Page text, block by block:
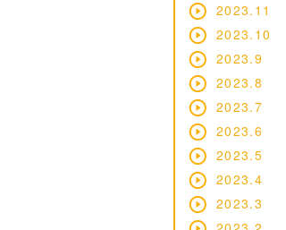
2023.11
2023.10
2023.9
2023.8
2023.7
2023.6
2023.5
2023.4
2023.3